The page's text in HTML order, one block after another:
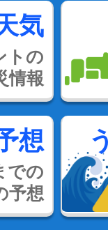
気
トの
情報
想
での
予想